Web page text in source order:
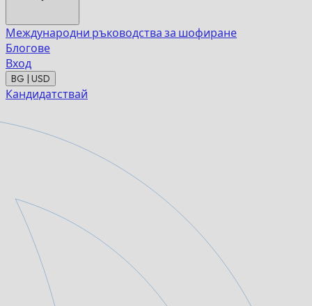
Международни ръководства за шофиране
Блогове
Вход
BG | USD
Кандидатствай